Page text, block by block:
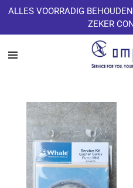
Ga
naar
de
ALLES VOORRADIG
ZEKER